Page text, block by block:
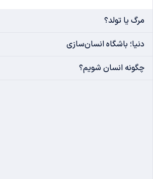
مرگ یا تولد؟
دنیا؛ باشگاه انسان‌سازی
چگونه انسان شویم؟